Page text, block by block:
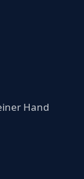
Hand